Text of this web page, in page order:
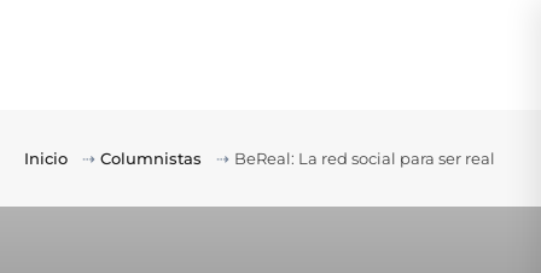
Inicio ⇢ Columnistas ⇢ BeReal: La red social para ser real